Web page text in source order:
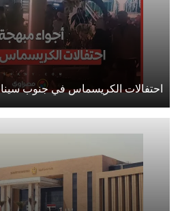
احتفالات الكريسماس في جنوب